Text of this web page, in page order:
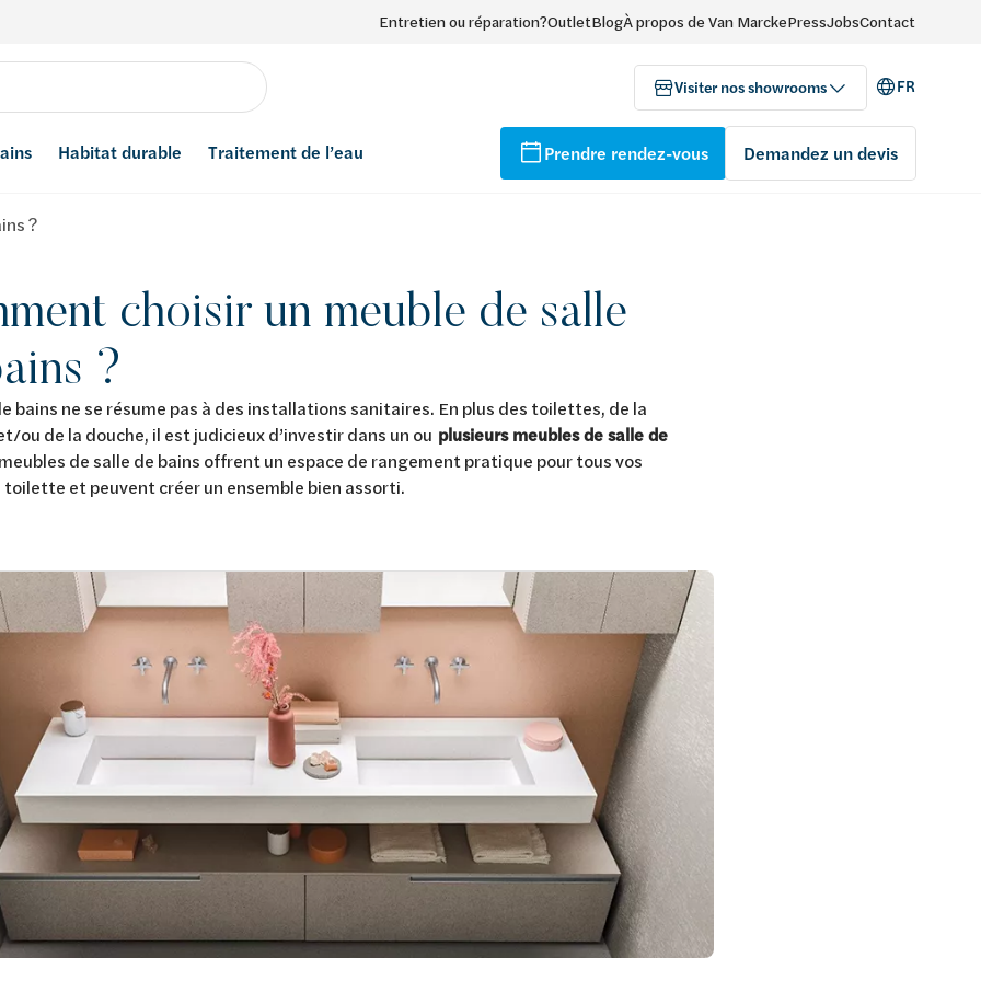
Entretien ou réparation?OutletBlogÀ propos de Van MarckePressJobsContact
Visiter nos showrooms FR
Habitat durable Traitement de l’eau Prendre rendez-vous Demandez un devis
?
choisir un meuble de salle
?
bains ne se résume pas à des installations sanitaires. En plus des toilettes, de la
ou de la douche, il est judicieux d’investir dans un ou plusieurs meubles de salle de
de salle de bains offrent un espace de rangement pratique pour tous vos
et peuvent créer un ensemble bien assorti.